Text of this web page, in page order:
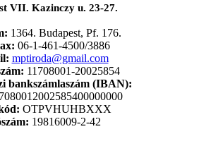
VII. Kazinczy u. 23-27.
1364. Budapest, Pf. 176.
06-1-461-4500/3886
mptiroda@gmail.com
11708001-20025854
bankszámlaszám (IBAN):
OTPVHUHBXXX
19816009-2-42